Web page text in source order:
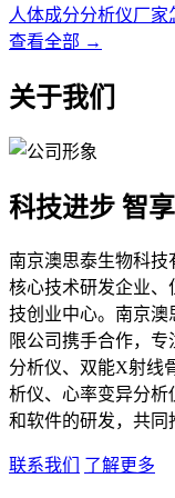
人体成分分析仪厂
查看全部 →
关于我们
科技进步 智
南京澳思泰生物科技
核心技术研发企业、
技创业中心。南京澳
限公司携手合作，
分析仪、双能X射线
析仪、心率变异分析
和软件的研发，共同
联系我们 了解更多